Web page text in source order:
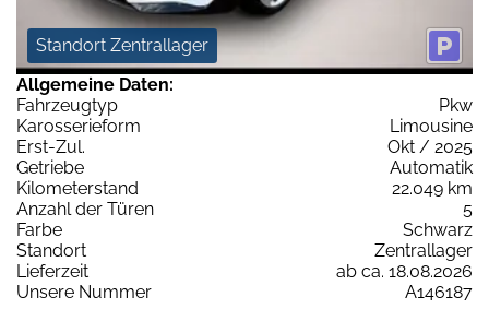
Standort Zentrallager
Allgemeine Daten:
Fahrzeugtyp
Pkw
Karosserieform
Limousine
Erst-Zul.
Okt / 2025
Getriebe
Automatik
Kilometerstand
22.049 km
Anzahl der Türen
5
Farbe
Schwarz
Standort
Zentrallager
Lieferzeit
ab ca. 18.08.2026
Unsere Nummer
A146187